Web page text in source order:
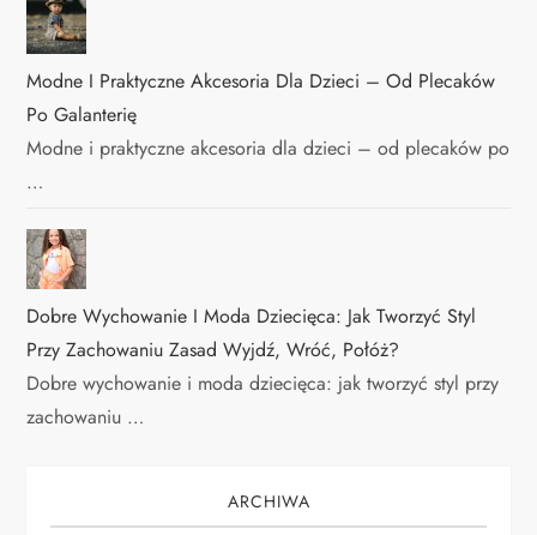
Modne I Praktyczne Akcesoria Dla Dzieci – Od Plecaków
Po Galanterię
Modne i praktyczne akcesoria dla dzieci – od plecaków po
…
Dobre Wychowanie I Moda Dziecięca: Jak Tworzyć Styl
Przy Zachowaniu Zasad Wyjdź, Wróć, Połóż?
Dobre wychowanie i moda dziecięca: jak tworzyć styl przy
zachowaniu …
ARCHIWA